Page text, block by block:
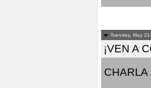
Tuesday, May
¡VEN A
CHARLA